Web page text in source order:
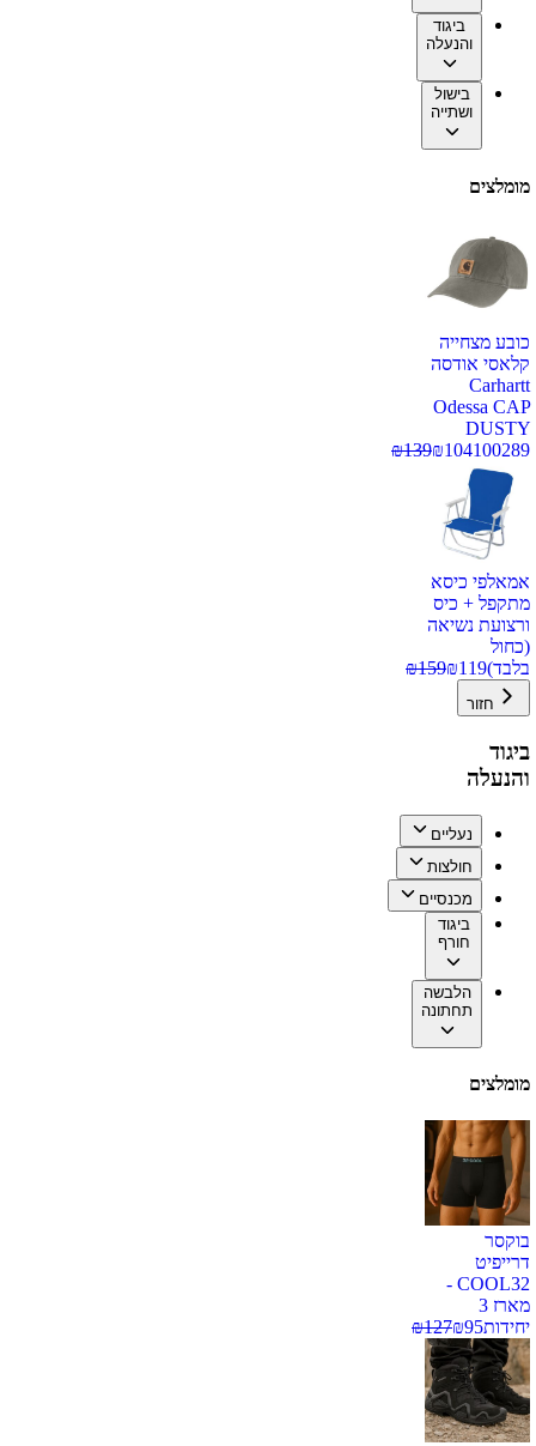
ביגוד
והנעלה
בישול
ושתייה
מומלצים
כובע מצחייה
קלאסי אודסה
Carhartt
Odessa CAP
DUSTY
100289
₪104
₪139
אמאלפי כיסא
מתקפל + כיס
ורצועת נשיאה
(כחול
בלבד)
₪119
₪159
חזור
ביגוד
והנעלה
נעליים
חולצות
מכנסיים
ביגוד
חורף
הלבשה
תחתונה
מומלצים
בוקסר
דרייפיט
COOL32 -
מארז 3
יחידות
₪95
₪127